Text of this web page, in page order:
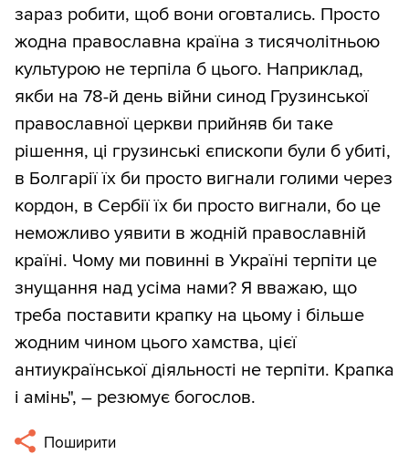
зараз робити, щоб вони оговтались. Просто
жодна православна країна з тисячолітньою
культурою не терпіла б цього. Наприклад,
якби на 78-й день війни синод Грузинської
православної церкви прийняв би таке
рішення, ці грузинські єпископи були б убиті,
в Болгарії їх би просто вигнали голими через
кордон, в Сербії їх би просто вигнали, бо це
неможливо уявити в жодній православній
країні. Чому ми повинні в Україні терпіти це
знущання над усіма нами? Я вважаю, що
треба поставити крапку на цьому і більше
жодним чином цього хамства, цієї
антиукраїнської діяльності не терпіти. Крапка
і амінь", – резюмує богослов.
Поширити